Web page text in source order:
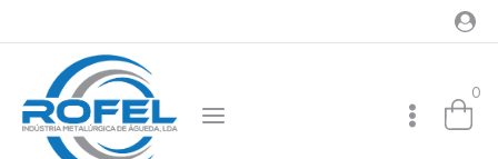
to
content
0